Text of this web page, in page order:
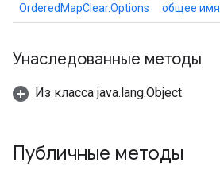
OrderedMapClear.Options общее имя
Унаследованные методы
Из класса java.lang.Object
Публичные методы